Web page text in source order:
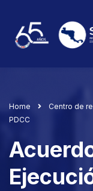
Home Centro de
PDCC